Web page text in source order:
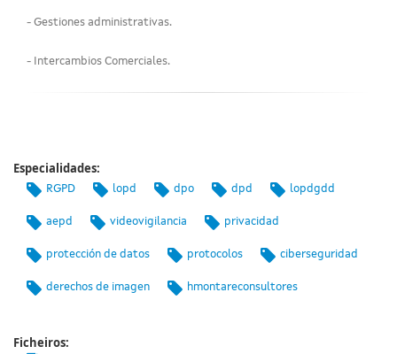
- Gestiones administrativas.
- Intercambios Comerciales.
Especialidades:
RGPD lopd dpo dpd lopdgdd
aepd videovigilancia privacidad
protección de datos protocolos ciberseguridad
derechos de imagen hmontareconsultores
Ficheiros: